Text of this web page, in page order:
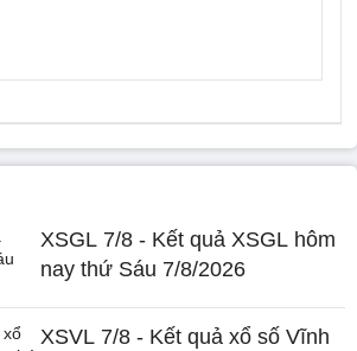
XSGL 7/8 - Kết quả XSGL hôm
nay thứ Sáu 7/8/2026
XSVL 7/8 - Kết quả xổ số Vĩnh